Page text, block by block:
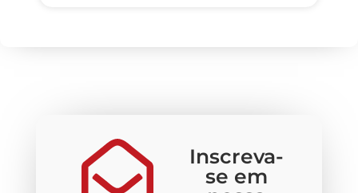
Inscreva-
se em